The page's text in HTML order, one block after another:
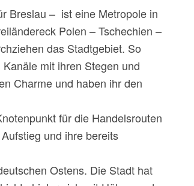
Breslau – ist eine Metropole in
Polen – Tschechien –
das Stadtgebiet. So
mit ihren Stegen und
Charme und haben ihr den
für die Handelsrouten
und ihre bereits
Ostens. Die Stadt hat